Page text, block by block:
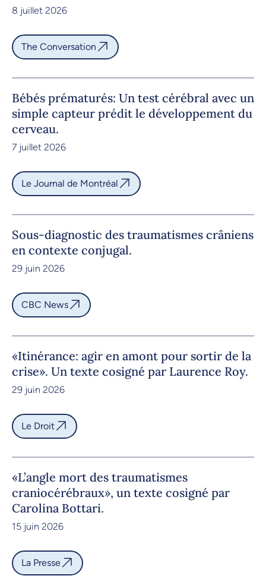
8 juillet 2026
The Conversation
Bébés prématurés: Un test cérébral avec un
simple capteur prédit le développement du
cerveau.
7 juillet 2026
Le Journal de Montréal
Sous-diagnostic des traumatismes crâniens
en contexte conjugal.
29 juin 2026
CBC News
«Itinérance: agir en amont pour sortir de la
crise». Un texte cosigné par Laurence Roy.
29 juin 2026
Le Droit
«L’angle mort des traumatismes
craniocérébraux», un texte cosigné par
Carolina Bottari.
15 juin 2026
La Presse